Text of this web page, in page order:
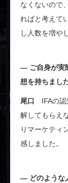
なくないので
ればと考えて
し人数を増や
ご自身が実
想を持ちまし
尾口
IFAの
解してもらえ
りマーケティ
感しました。
どのような